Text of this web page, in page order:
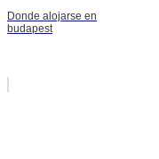
Donde alojarse en
budapest